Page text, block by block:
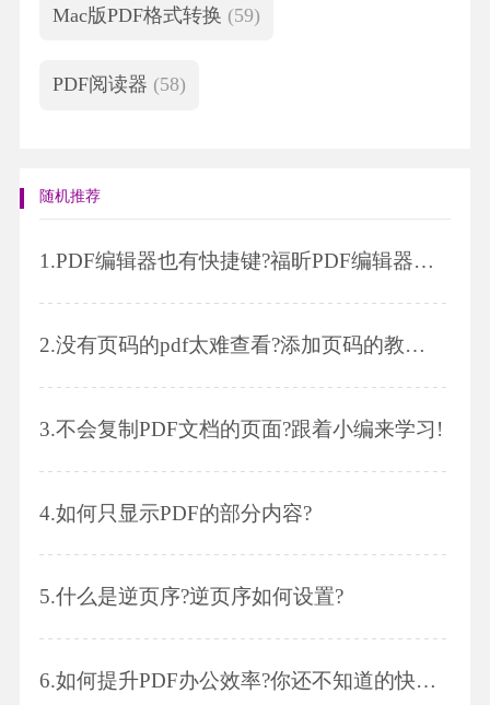
Mac版PDF格式转换 (59)
PDF阅读器 (58)
随机推荐
1.PDF编辑器也有快捷键?福昕PDF编辑器来教你!
2.没有页码的pdf太难查看?添加页码的教程在此!
3.不会复制PDF文档的页面?跟着小编来学习!
4.如何只显示PDF的部分内容?
5.什么是逆页序?逆页序如何设置?
6.如何提升PDF办公效率?你还不知道的快捷键设置来咯~